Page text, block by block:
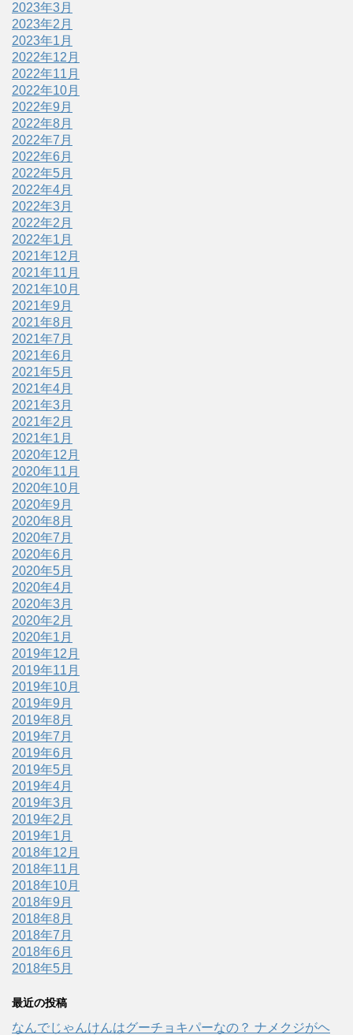
2023年3月
2023年2月
2023年1月
2022年12月
2022年11月
2022年10月
2022年9月
2022年8月
2022年7月
2022年6月
2022年5月
2022年4月
2022年3月
2022年2月
2022年1月
2021年12月
2021年11月
2021年10月
2021年9月
2021年8月
2021年7月
2021年6月
2021年5月
2021年4月
2021年3月
2021年2月
2021年1月
2020年12月
2020年11月
2020年10月
2020年9月
2020年8月
2020年7月
2020年6月
2020年5月
2020年4月
2020年3月
2020年2月
2020年1月
2019年12月
2019年11月
2019年10月
2019年9月
2019年8月
2019年7月
2019年6月
2019年5月
2019年4月
2019年3月
2019年2月
2019年1月
2018年12月
2018年11月
2018年10月
2018年9月
2018年8月
2018年7月
2018年6月
2018年5月
最近の投稿
なんでじゃんけんはグーチョキパーなの？ ナメクジがヘ